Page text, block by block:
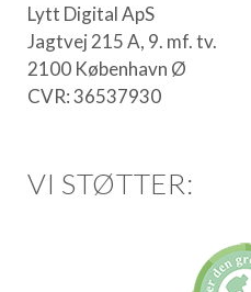
Lytt Digital ApS
Jagtvej 215 A, 9. mf. tv.
2100 København Ø
CVR: 36537930
VI STØTTER: